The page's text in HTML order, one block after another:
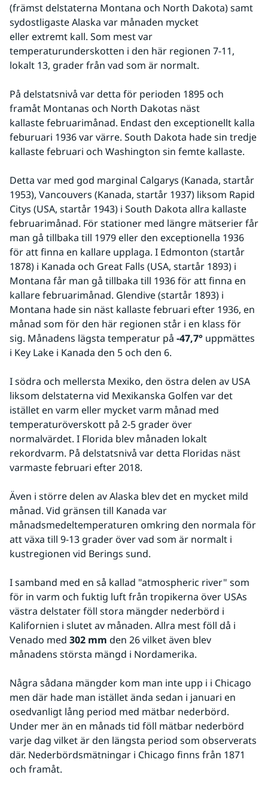
(främst delstaterna Montana och North Dakota) samt
sydostligaste Alaska var månaden mycket
eller extremt kall. Som mest var
temperaturunderskotten i den här regionen 7-11,
lokalt 13, grader från vad som är normalt.
På delstatsnivå var detta för perioden 1895 och
framåt Montanas och North Dakotas näst
kallaste februarimånad. Endast den exceptionellt kalla
feburuari 1936 var värre. South Dakota hade sin tredje
kallaste februari och Washington sin femte kallaste.
Detta var med god marginal Calgarys (Kanada, startår
1953), Vancouvers (Kanada, startår 1937) liksom Rapid
Citys (USA, startår 1943) i South Dakota allra kallaste
februarimånad. För stationer med längre mätserier får
man gå tillbaka till 1979 eller den exceptionella 1936
för att finna en kallare upplaga. I Edmonton (startår
1878) i Kanada och Great Falls (USA, startår 1893) i
Montana får man gå tillbaka till 1936 för att finna en
kallare februarimånad. Glendive (startår 1893) i
Montana hade sin näst kallaste februari efter 1936, en
månad som för den här regionen står i en klass för
sig. Månadens lägsta temperatur på -47,7° uppmättes
i Key Lake i Kanada den 5 och den 6.
I södra och mellersta Mexiko, den östra delen av USA
liksom delstaterna vid Mexikanska Golfen var det
istället en varm eller mycket varm månad med
temperaturöverskott på 2-5 grader över
normalvärdet. I Florida blev månaden lokalt
rekordvarm. På delstatsnivå var detta Floridas näst
varmaste februari efter 2018.
Även i större delen av Alaska blev det en mycket mild
månad. Vid gränsen till Kanada var
månadsmedeltemperaturen omkring den normala för
att växa till 9-13 grader över vad som är normalt i
kustregionen vid Berings sund.
I samband med en så kallad "atmospheric river" som
för in varm och fuktig luft från tropikerna över USAs
västra delstater föll stora mängder nederbörd i
Kalifornien i slutet av månaden. Allra mest föll då i
Venado med 302 mm den 26 vilket även blev
månadens största mängd i Nordamerika.
Några sådana mängder kom man inte upp i i Chicago
men där hade man istället ända sedan i januari en
osedvanligt lång period med mätbar nederbörd.
Under mer än en månads tid föll mätbar nederbörd
varje dag vilket är den längsta period som observerats
där. Nederbördsmätningar i Chicago finns från 1871
och framåt.